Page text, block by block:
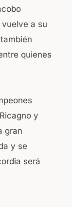
a su
quienes
y
gran
y se
será